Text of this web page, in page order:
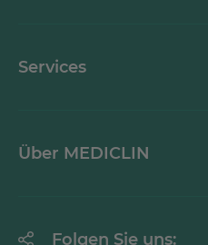
Services
Über MEDICLIN
Folgen Sie uns: